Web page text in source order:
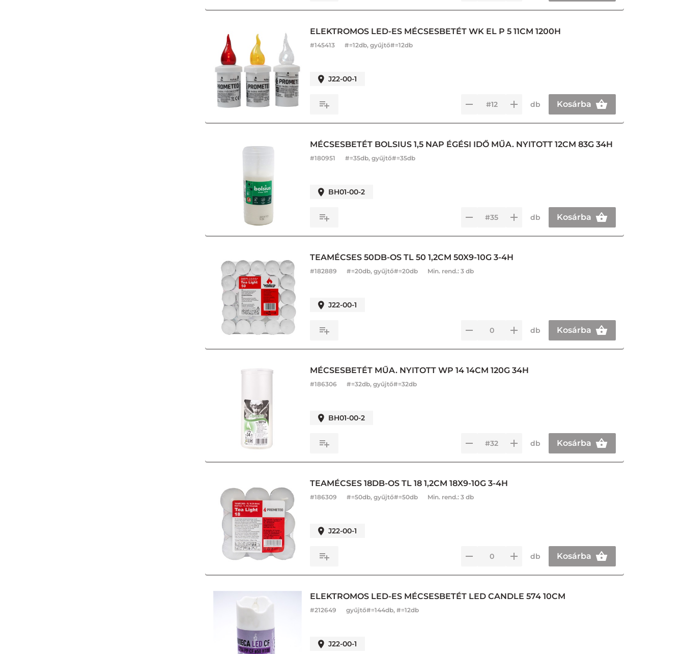
ELEKTROMOS LED-ES MÉCSESBETÉT WK EL P 5 11CM 1200H
#145413 #=12db, gyűjtő#=12db
J22-00-1
db Kosárba
MÉCSESBETÉT BOLSIUS 1,5 NAP ÉGÉSI IDŐ MŰA. NYITOTT 12CM 83G 34H
#180951 #=35db, gyűjtő#=35db
BH01-00-2
db Kosárba
TEAMÉCSES 50DB-OS TL 50 1,2CM 50X9-10G 3-4H
#182889 #=20db, gyűjtő#=20db Min. rend.: 3 db
J22-00-1
db Kosárba
MÉCSESBETÉT MŰA. NYITOTT WP 14 14CM 120G 34H
#186306 #=32db, gyűjtő#=32db
BH01-00-2
db Kosárba
TEAMÉCSES 18DB-OS TL 18 1,2CM 18X9-10G 3-4H
#186309 #=50db, gyűjtő#=50db Min. rend.: 3 db
J22-00-1
db Kosárba
ELEKTROMOS LED-ES MÉCSESBETÉT LED CANDLE 574 10CM
#212649 gyűjtő#=144db, #=12db
J22-00-1